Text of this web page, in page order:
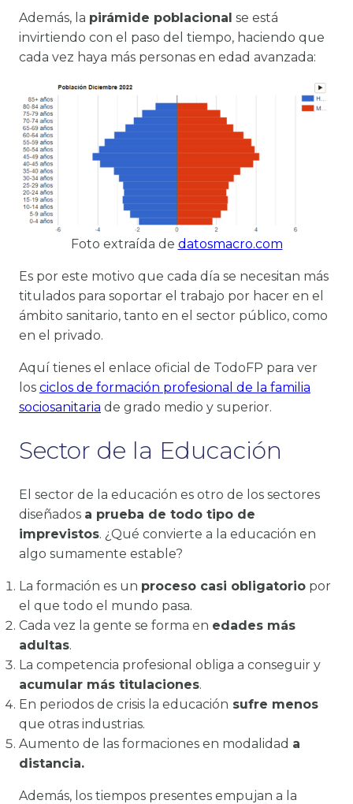
Además, la pirámide poblacional se está
invirtiendo con el paso del tiempo, haciendo que
cada vez haya más personas en edad avanzada:
Foto extraída de datosmacro.com
Es por este motivo que cada día se necesitan más
titulados para soportar el trabajo por hacer en el
ámbito sanitario, tanto en el sector público, como
en el privado.
Aquí tienes el enlace oficial de TodoFP para ver
los ciclos de formación profesional de la familia
sociosanitaria de grado medio y superior.
Sector de la Educación
El sector de la educación es otro de los sectores
diseñados a prueba de todo tipo de
imprevistos. ¿Qué convierte a la educación en
algo sumamente estable?
La formación es un proceso casi obligatorio por
el que todo el mundo pasa.
Cada vez la gente se forma en edades más
adultas.
La competencia profesional obliga a conseguir y
acumular más titulaciones.
En periodos de crisis la educación sufre menos
que otras industrias.
Aumento de las formaciones en modalidad a
distancia.
Además, los tiempos presentes empujan a la